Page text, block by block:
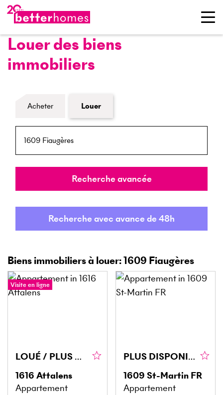
Louer des biens
immobiliers
Formulaire de recherche de biens
Acheter Louer
Rayon
Recherche avancée
Recherche avec avance de 48h
Biens immobiliers à louer: 1609 Fiaugères
Visite en ligne
LOUÉ / PLUS DISPONIBLE
1616 Attalens
Appartement
PLUS DISPONIBLE!
1609 St-Martin FR
Appartement